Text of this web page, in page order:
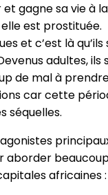
et gagne sa vie à
elle est
et c’est là qu’ils
adultes, ils
de mal à
car cette
séquelles.
aborder
africaines :